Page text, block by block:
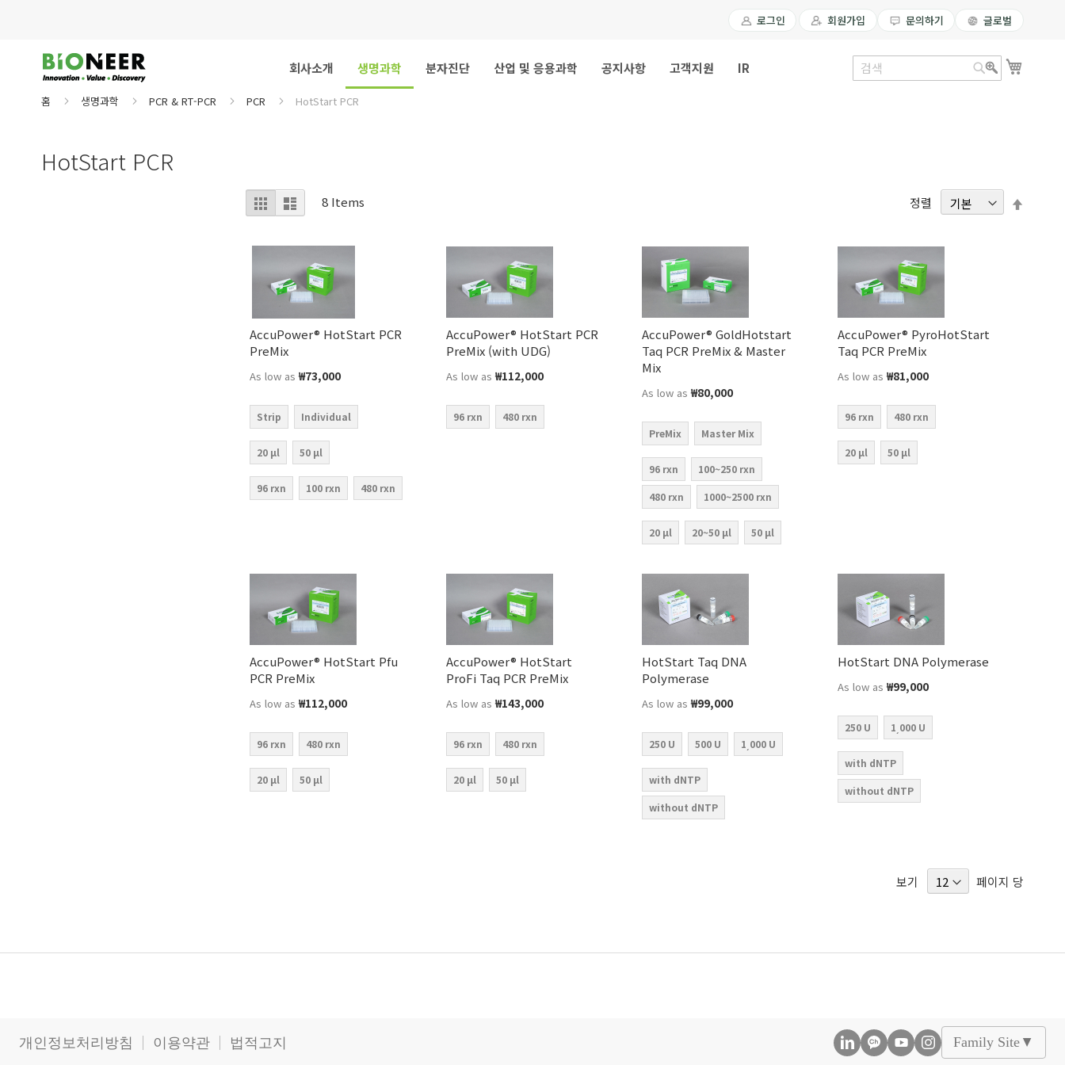
Content
로그인 회원가입 문의하기 글로벌
회사소개 생명과학 분자진단 산업 및 응용과학 공지사항 고객지원 IR
검
홈 생명과학 PCR & RT-PCR PCR HotStart PCR
HotStart PCR
보
기
그
리
리
스
8 Items 정렬
AccuPower® HotStart PCR
PreMix
As low as ₩73,000
Strip Individual
20 µl 50 µl
96 rxn 100 rxn 480 rxn
AccuPower® HotStart PCR
PreMix (with UDG)
As low as ₩112,000
96 rxn 480 rxn
AccuPower® GoldHotstart
Taq PCR PreMix & Master
Mix
As low as ₩80,000
PreMix Master Mix
96 rxn 100~250 rxn
480 rxn 1000~2500 rxn
20 µl 20~50 µl 50 µl
AccuPower® PyroHotStart
Taq PCR PreMix
As low as ₩81,000
96 rxn 480 rxn
20 µl 50 µl
AccuPower® HotStart Pfu
PCR PreMix
As low as ₩112,000
96 rxn 480 rxn
20 µl 50 µl
AccuPower® HotStart
ProFi Taq PCR PreMix
As low as ₩143,000
96 rxn 480 rxn
20 µl 50 µl
HotStart Taq DNA
Polymerase
As low as ₩99,000
250 U 500 U 1͵000 U
with dNTP
without dNTP
HotStart DNA Polymerase
As low as ₩99,000
250 U 1͵000 U
with dNTP
without dNTP
보기 페이지 당
개인정보처리방침 이용약관 법적고지 Family Site ▲